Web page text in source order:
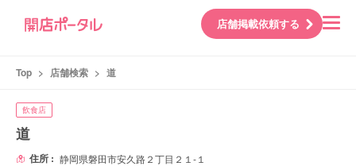
店舗掲載依頼する
Top > 店舗検索 > 道
飲食店
道
住所 : 静岡県磐田市安久路２丁目２１-１